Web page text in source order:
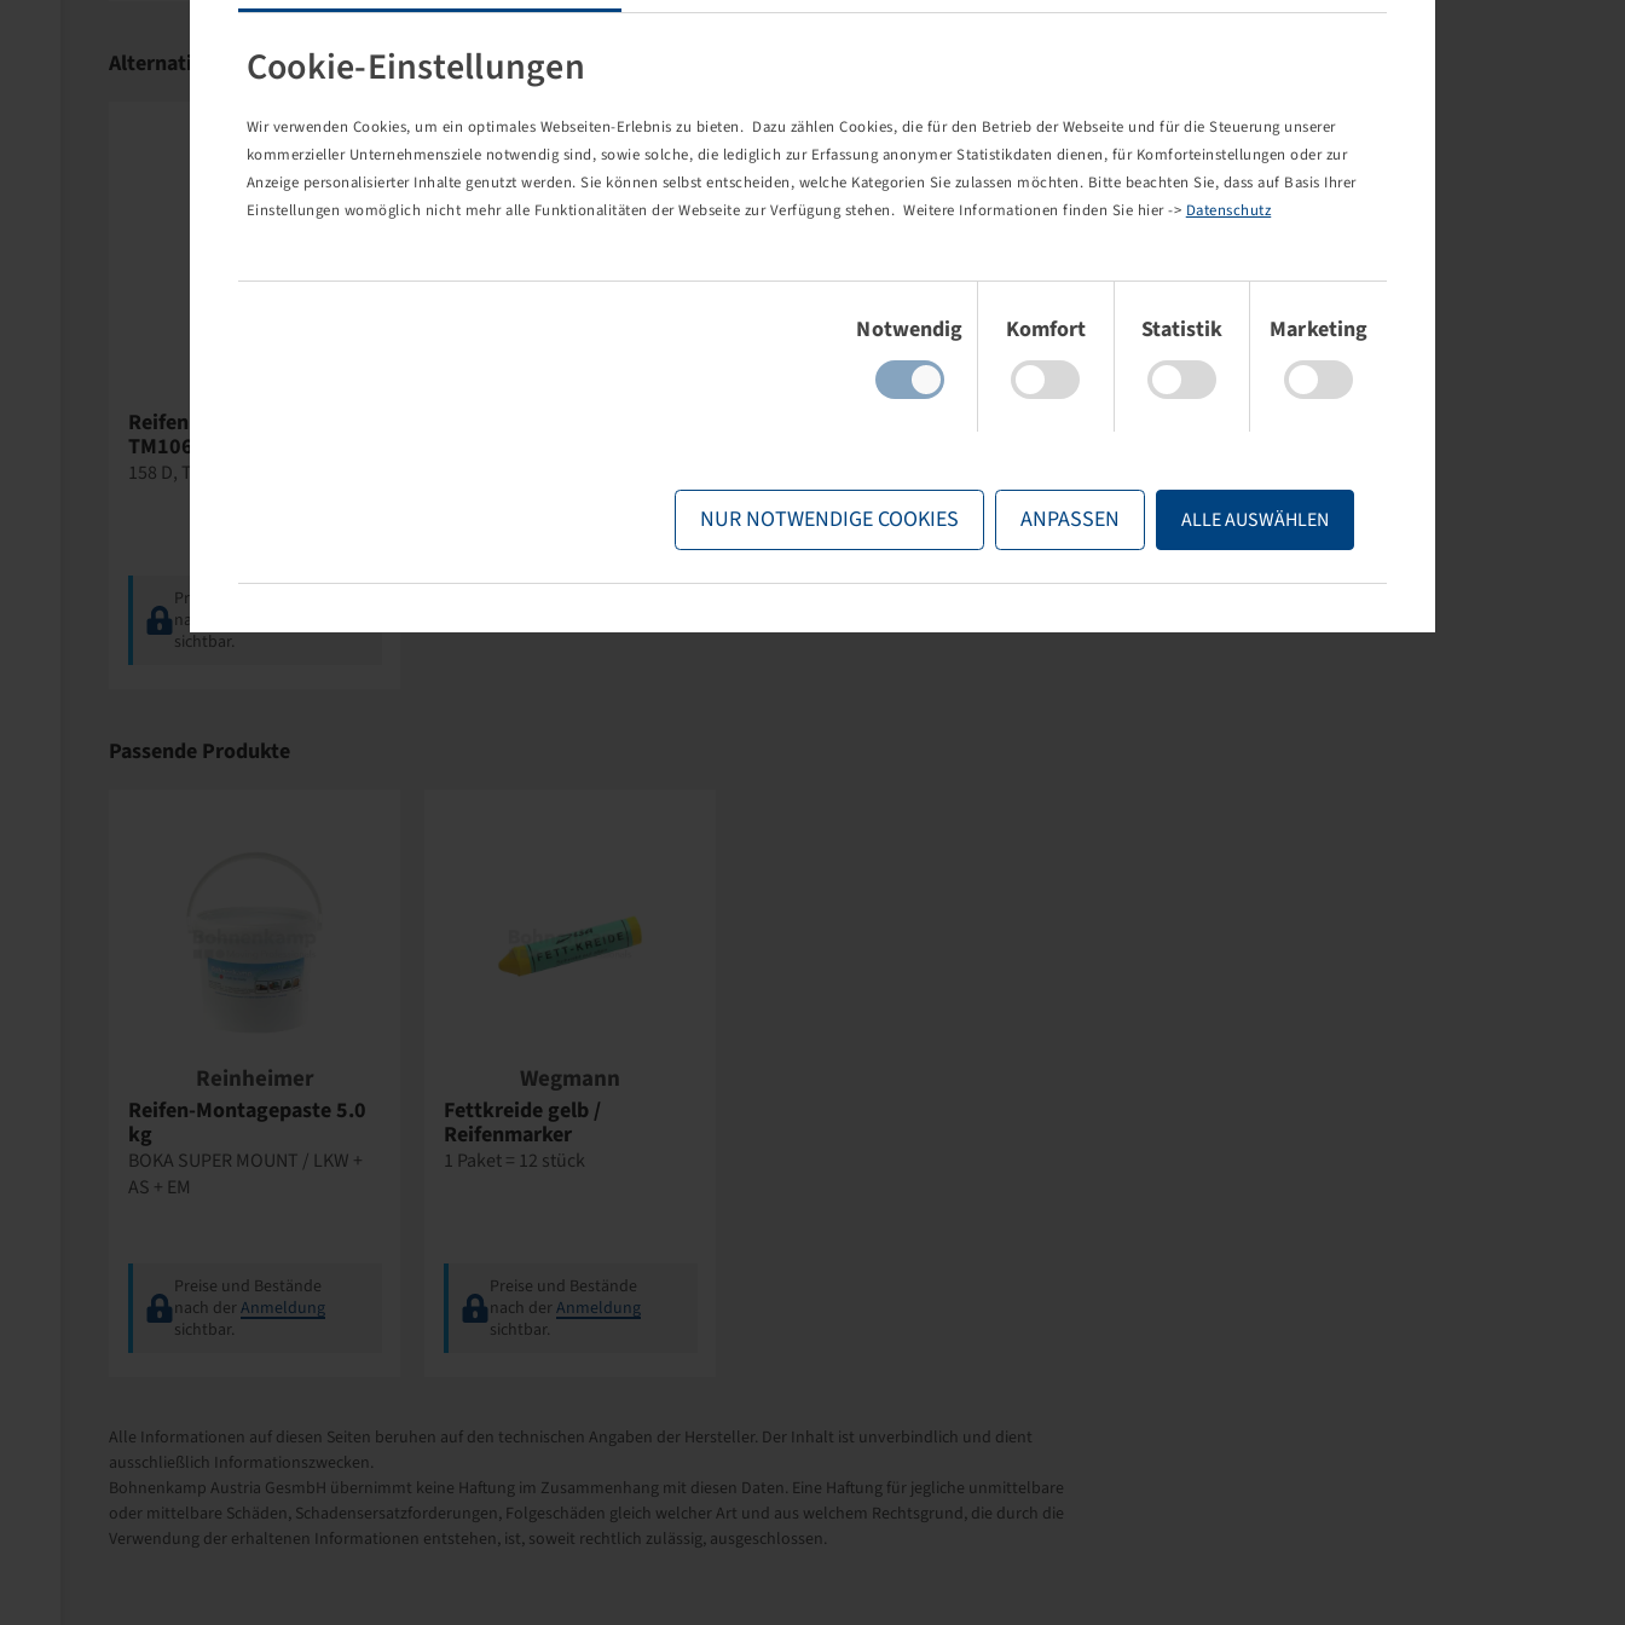
Cookie-Einstellungen
Wir verwenden Cookies, um ein optimales Webseiten-Erlebnis zu bieten. Dazu zählen Cookies, die für den Betrieb der Webseite und für die Steuerung unserer
kommerzieller Unternehmensziele notwendig sind, sowie solche, die lediglich zur Erfassung anonymer Statistikdaten dienen, für Komforteinstellungen oder zur
Anzeige personalisierter Inhalte genutzt werden. Sie können selbst entscheiden, welche Kategorien Sie zulassen möchten. Bitte beachten Sie, dass auf Basis Ihrer
Einstellungen womöglich nicht mehr alle Funktionalitäten der Webseite zur Verfügung stehen. Weitere Informationen finden Sie hier -> Datenschutz
Notwendig
Komfort Statistik Marketing
NUR NOTWENDIGE COOKIES ANPASSEN ALLE AUSWÄHLEN
EM und ATV bietet BKT eine der weltweit umfassendsten Reifensortimente.
Hohe Investitionen in Forschung und Entwicklung, eine Inhouse-Fertigung für Formen und hochmoderne
Produktionsstätten garantieren ein hochwertiges und zuverlässiges Produktportfolio.
Alternativartikel
Reifen VF 600 / 60 R 30,
TM1060
158 D, TL
Preise und Bestände
nach der
sichtbar.
Passende Produkte
Reinheimer
Reifen-Montagepaste 5.0
kg
BOKA SUPER MOUNT / LKW +
AS + EM
Preise und Bestände
nach derAnmeldung
sichtbar.
Wegmann
Fettkreide gelb /
Reifenmarker
1 Paket = 12 stück
Preise und Bestände
nach derAnmeldung
sichtbar.
Alle Informationen auf diesen Seiten beruhen auf den technischen Angaben der Hersteller. Der Inhalt ist unverbindlich und dient
ausschließlich Informationszwecken.
Bohnenkamp Austria GesmbH übernimmt keine Haftung im Zusammenhang mit diesen Daten. Eine Haftung für jegliche unmittelbare
oder mittelbare Schäden, Schadensersatzforderungen, Folgeschäden gleich welcher Art und aus welchem Rechtsgrund, die durch die
Verwendung der erhaltenen Informationen entstehen, ist, soweit rechtlich zulässig, ausgeschlossen.